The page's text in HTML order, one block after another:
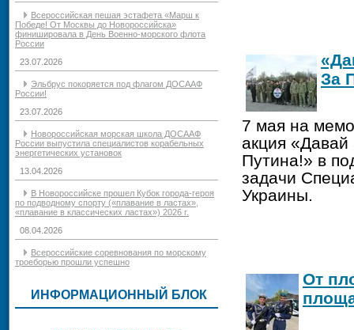
Всероссийская пешая эстафета «Марш к
Победе! От Москвы до Новороссийска»
финишировала в День Военно-морского флота
России
23.07.2026
Эльбрус покоряется под флагом ДОСААФ
России!
23.07.2026
Новороссийская морская школа ДОСААФ
России выпустила специалистов корабельных
энергетических установок
13.04.2026
В Новороссийске прошел Кубок города-героя
по подводному спорту («плавание в ластах»,
«плавание в классических ластах») 2026 г.
08.04.2026
Всероссийские соревнования по морскому
троеборью прошли успешно
ИНФОРМАЦИОННЫЙ БЛОК
За
7 мая на
акция
Путина!» в
задачи
Украины.
От